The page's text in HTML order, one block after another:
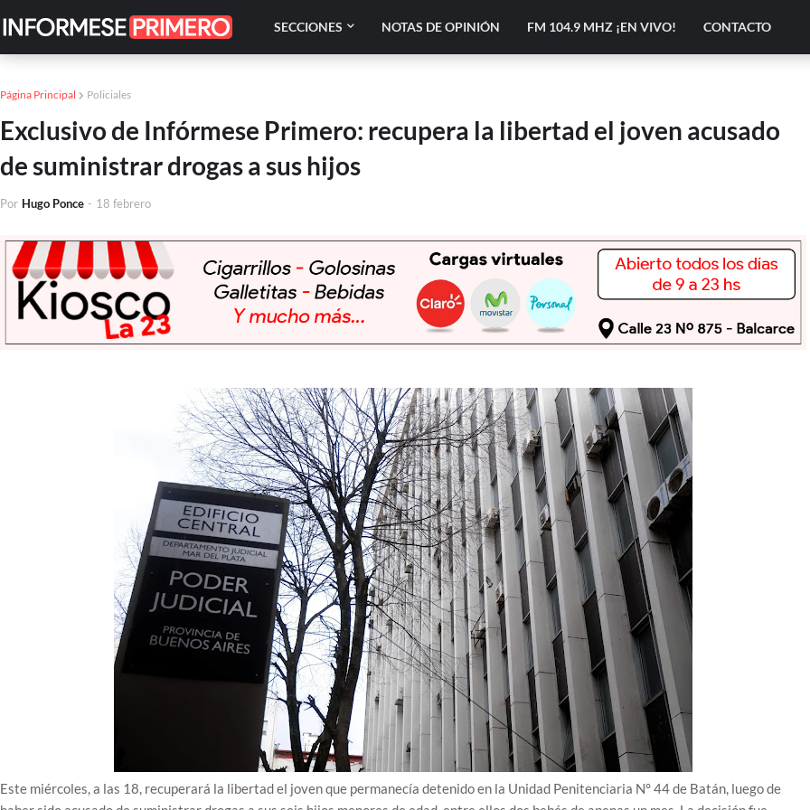
SECCIONES NOTAS DE OPINIÓN FM 104.9 MHZ ¡EN VIVO! CONTACTO
Página Principal Policiales
Exclusivo de Infórmese Primero: recupera la libertad el joven acusado
de suministrar drogas a sus hijos
Por Hugo Ponce - 18 febrero
Este miércoles, a las 18, recuperará la libertad el joven que permanecía detenido en la Unidad Penitenciaria N° 44 de Batán, luego de